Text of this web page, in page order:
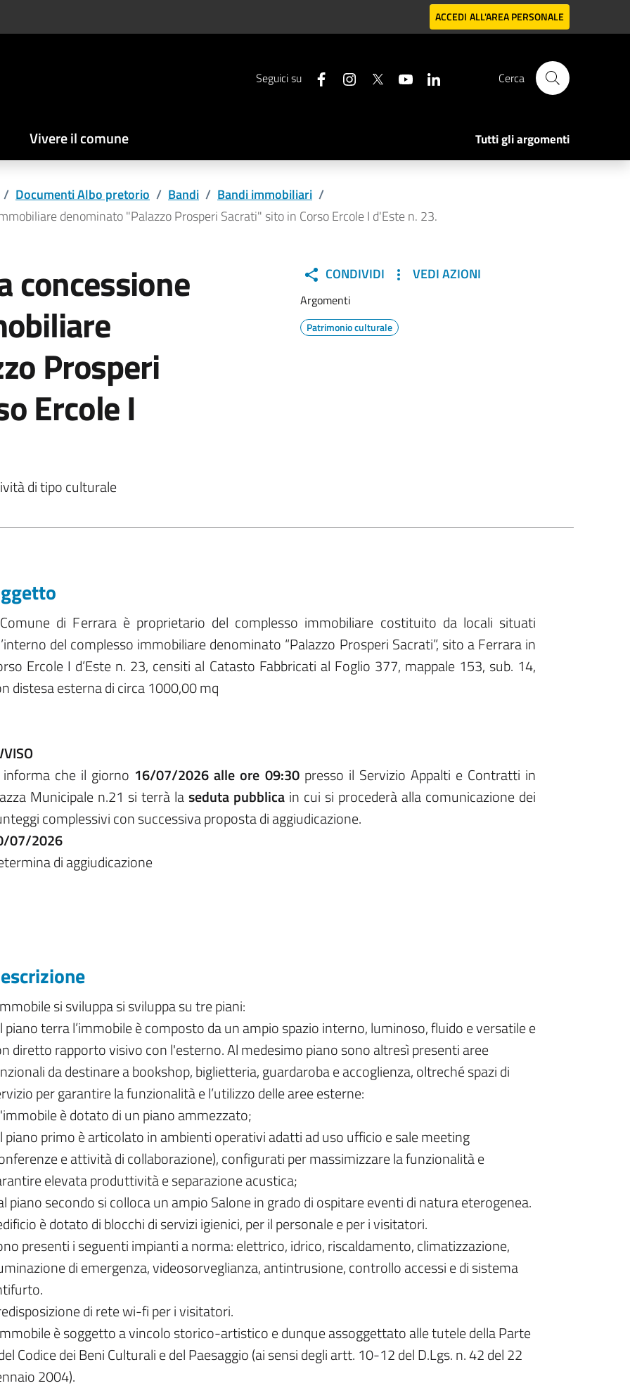
ACCEDI ALL'AREA PERSONALE
Seguici su Cerca
Vivere il comune Tutti gli argomenti
/ Documenti Albo pretorio / Bandi / Bandi immobiliari /
denominato "Palazzo Prosperi Sacrati" sito in Corso Ercole I d'Este n. 23.
concessione
Prosperi
Ercole I
di tipo culturale
CONDIVIDI VEDI AZIONI
Argomenti
Patrimonio culturale
di Ferrara è proprietario del complesso immobiliare costituito da locali situati
del complesso immobiliare denominato “Palazzo Prosperi Sacrati”, sito a Ferrara in
Ercole I d’Este n. 23, censiti al Catasto Fabbricati al Foglio 377, mappale 153, sub. 14,
distesa esterna di circa 1000,00 mq
informa che il giorno 16/07/2026 alle ore 09:30presso il Servizio Appalti e Contratti in
Municipale n.21 si terrà laseduta pubblica in cui si procederà alla comunicazione dei
complessivi con successiva proposta di aggiudicazione.
07/2026
di aggiudicazione
si sviluppa si sviluppa su tre piani:
piano terra l’immobile è composto da un ampio spazio interno, luminoso, fluido e versatile e
diretto rapporto visivo con l'esterno. Al medesimo piano sono altresì presenti aree
da destinare a bookshop, biglietteria, guardaroba e accoglienza, oltreché spazi di
per garantire la funzionalità e l’utilizzo delle aree esterne:
è dotato di un piano ammezzato;
piano primo è articolato in ambienti operativi adatti ad uso ufficio e sale meeting
e attività di collaborazione), configurati per massimizzare la funzionalità e
elevata produttività e separazione acustica;
piano secondo si colloca un ampio Salone in grado di ospitare eventi di natura eterogenea.
è dotato di blocchi di servizi igienici, per il personale e per i visitatori.
presenti i seguenti impianti a norma: elettrico, idrico, riscaldamento, climatizzazione,
di emergenza, videosorveglianza, antintrusione, controllo accessi e di sistema
di rete wi-fi per i visitatori.
è soggetto a vincolo storico-artistico e dunque assoggettato alle tutele della Parte
Codice dei Beni Culturali e del Paesaggio (ai sensi degli artt. 10-12 del D.Lgs. n. 42 del 22
2004).